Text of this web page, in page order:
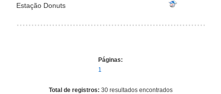
Estação Donuts
Páginas:
1
Total de registros: 30 resultados encontrados